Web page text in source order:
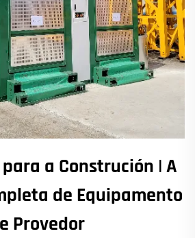
a Construción | A
de Equipamento
e Provedor